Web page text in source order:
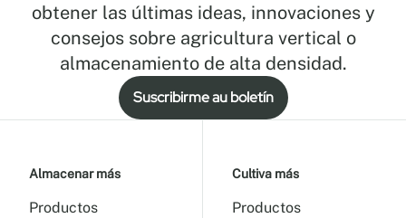
obtener las últimas ideas, innovaciones y
consejos sobre agricultura vertical o
almacenamiento de alta densidad.
Suscribirme au boletín
Almacenar más
Productos
Cultiva más
Productos